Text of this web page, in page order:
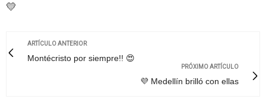
💛
ARTÍCULO ANTERIOR
Montécristo por siempre!! 😍
PRÓXIMO ARTÍCULO
💜 Medellín brilló con ellas